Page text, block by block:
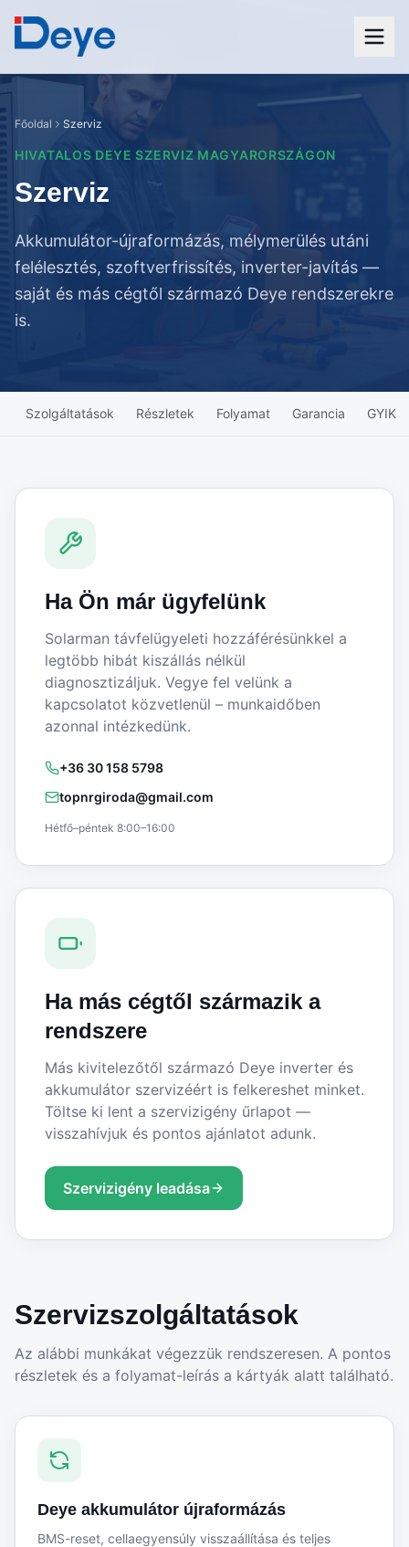
Főoldal Szerviz
HIVATALOS DEYE SZERVIZ MAGYARORSZÁGON
Szerviz
Akkumulátor-újraformázás, mélymerülés utáni
felélesztés, szoftverfrissítés, inverter-javítás —
saját és más cégtől származó Deye rendszerekre
is.
Szolgáltatások Részletek Folyamat Garancia GYIK
Ha Ön már ügyfelünk
Solarman távfelügyeleti hozzáférésünkkel a
legtöbb hibát kiszállás nélkül
diagnosztizáljuk. Vegye fel velünk a
kapcsolatot közvetlenül – munkaidőben
azonnal intézkedünk.
+36 30 158 5798
topnrgiroda@gmail.com
Hétfő–péntek 8:00–16:00
Ha más cégtől származik a
rendszere
Más kivitelezőtől származó Deye inverter és
akkumulátor szervizéért is felkereshet minket.
Töltse ki lent a szervizigény űrlapot —
visszahívjuk és pontos ajánlatot adunk.
Szervizigény leadása
Szervizszolgáltatások
Az alábbi munkákat végezzük rendszeresen. A pontos
részletek és a folyamat-leírás a kártyák alatt található.
Deye akkumulátor újraformázás
BMS-reset, cellaegyensúly visszaállítása és teljes